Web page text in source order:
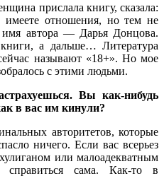
прислала книгу, сказала:
отношения, но тем не
автора — Дарья Донцова.
а дальше… Литература
называют «18+». Но мое
с этими людьми.
Вы как-нибудь
в вас им кинули?
авторитетов, которые
ничего. Если вас всерьез
или малоадекватным
сама. Как-то в